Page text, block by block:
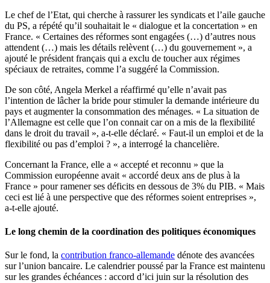
Le chef de l’Etat, qui cherche à rassurer les syndicats et l’aile gauche
du PS, a répété qu’il souhaitait le « dialogue et la concertation » en
France. « Certaines des réformes sont engagées (…) d’autres nous
attendent (…) mais les détails relèvent (…) du gouvernement », a
ajouté le président français qui a exclu de toucher aux régimes
spéciaux de retraites, comme l’a suggéré la Commission.
De son côté, Angela Merkel a réaffirmé qu’elle n’avait pas
l’intention de lâcher la bride pour stimuler la demande intérieure du
pays et augmenter la consommation des ménages. « La situation de
l’Allemagne est celle que l’on connait car on a mis de la flexibilité
dans le droit du travail », a-t-elle déclaré. « Faut-il un emploi et de la
flexibilité ou pas d’emploi ? », a interrogé la chancelière.
Concernant la France, elle a « accepté et reconnu » que la
Commission européenne avait « accordé deux ans de plus à la
France » pour ramener ses déficits en dessous de 3% du PIB. « Mais
ceci est lié à une perspective que des réformes soient entreprises »,
a-t-elle ajouté.
Le long chemin de la coordination des politiques économiques
Sur le fond, la contribution franco-allemande dénote des avancées
sur l’union bancaire. Le calendrier poussé par la France est maintenu
sur les grandes échéances : accord d’ici juin sur la résolution des